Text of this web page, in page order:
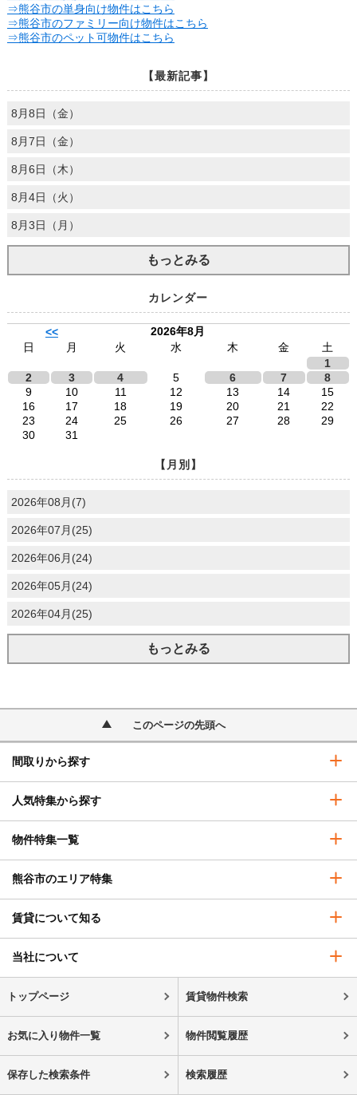
⇒熊谷市の単身向け物件はこちら
⇒熊谷市のファミリー向け物件はこちら
⇒熊谷市のペット可物件はこちら
【最新記事】
8月8日（金）
8月7日（金）
8月6日（木）
8月4日（火）
8月3日（月）
もっとみる
カレンダー
<<
2026年8月
日
月 火 水 木 金
土
1
2
3 4 5 6 7
8
9
10 11 12 13 14
15
16
17 18 19 20 21
22
23
24 25 26 27 28
29
30
31
【月別】
2026年08月(7)
2026年07月(25)
2026年06月(24)
2026年05月(24)
2026年04月(25)
もっとみる
このページの先頭へ
間取りから探す
人気特集から探す
物件特集一覧
熊谷市のエリア特集
賃貸について知る
当社について
トップページ 賃貸物件検索
お気に入り物件一覧 物件閲覧履歴
保存した検索条件 検索履歴